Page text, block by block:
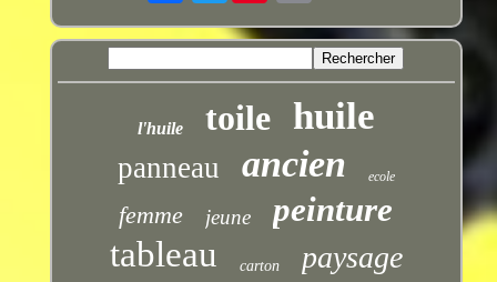
l'huile toile huile
panneau ancien ecole
femme jeune peinture
tableau carton paysage